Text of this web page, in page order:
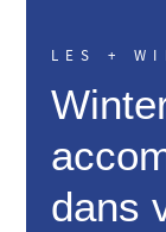
LES +
dans